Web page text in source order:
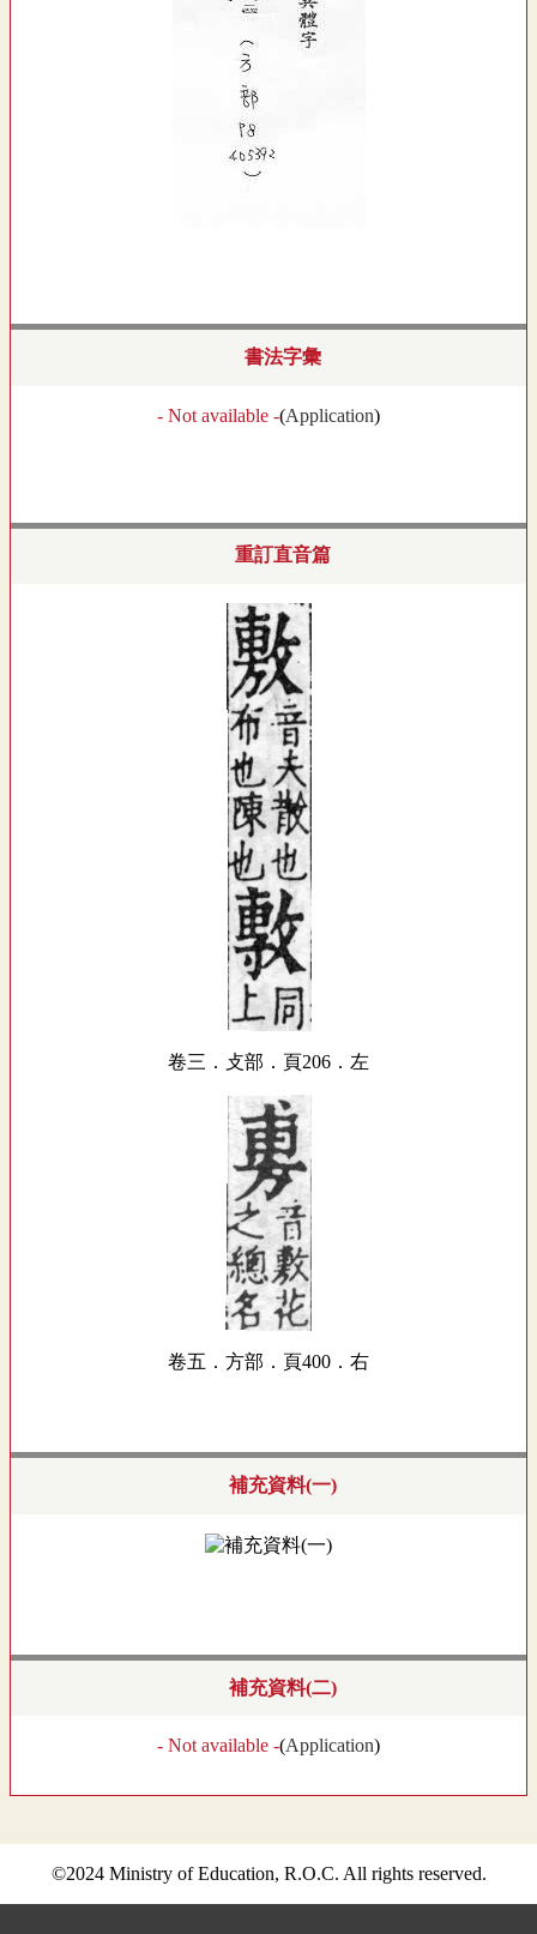
書法字彙
- Not available -(Application)
重訂直音篇
卷三．攴部．頁206．左
卷五．方部．頁400．右
補充資料(一)
補充資料(二)
- Not available -(Application)
©2024 Ministry of Education, R.O.C. All rights reserved.